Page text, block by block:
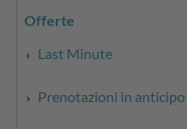
Offerte
Last Minute
Prenotazioni in anticipo